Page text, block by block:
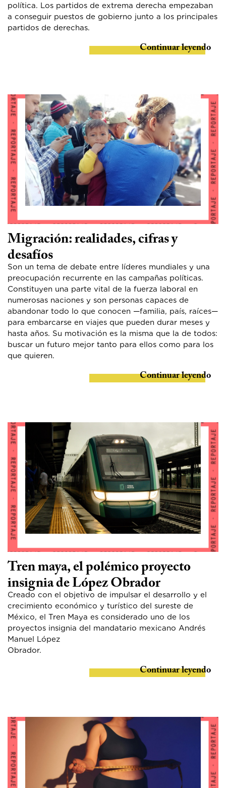
política. Los partidos de extrema derecha empezaban
a conseguir puestos de gobierno junto a los principales
partidos de derechas.
Continuar leyendo
Migración: realidades, cifras y
desafíos
Son un tema de debate entre líderes mundiales y una
preocupación recurrente en las campañas políticas.
Constituyen una parte vital de la fuerza laboral en
numerosas naciones y son personas capaces de
abandonar todo lo que conocen —familia, país, raíces—
para embarcarse en viajes que pueden durar meses y
hasta años. Su motivación es la misma que la de todos:
buscar un futuro mejor tanto para ellos como para los
que quieren.
Continuar leyendo
Tren maya, el polémico proyecto
insignia de López Obrador
Creado con el objetivo de impulsar el desarrollo y el
crecimiento económico y turístico del sureste de
México, el Tren Maya es considerado uno de los
proyectos insignia del mandatario mexicano Andrés
Manuel López
Continuar leyendo